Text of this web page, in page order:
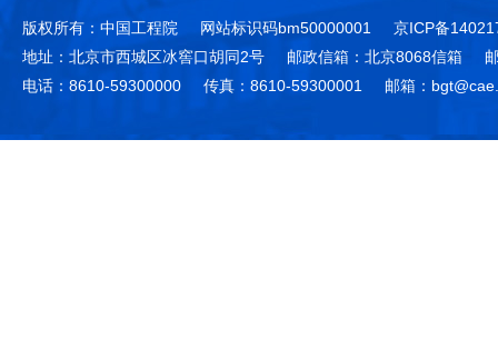
版权所有：中国工程院 网站标识码bm50000001
京ICP备
地址：北京市西城区冰窖口胡同2号
邮政信箱：北京8068信箱
电话：8610-59300000
传真：8610-59300001 邮箱：